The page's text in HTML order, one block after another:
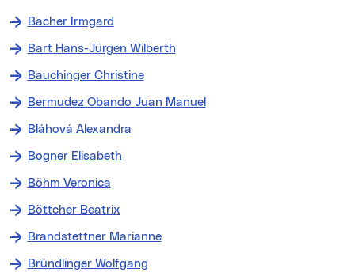
Bacher Irmgard
Bart Hans-Jürgen Wilberth
Bauchinger Christine
Bermudez Obando Juan Manuel
Bláhová Alexandra
Bogner Elisabeth
Böhm Veronica
Böttcher Beatrix
Brandstettner Marianne
Bründlinger Wolfgang